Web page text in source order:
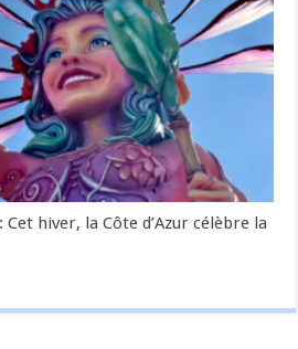
Cet hiver, la Côte d’Azur célèbre la